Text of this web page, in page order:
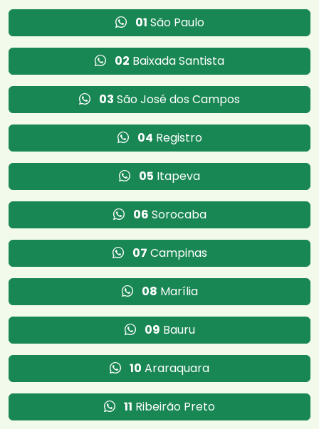
01 São Paulo
02 Baixada Santista
03 São José dos Campos
04 Registro
05 Itapeva
06 Sorocaba
07 Campinas
08 Marília
09 Bauru
10 Araraquara
11 Ribeirão Preto